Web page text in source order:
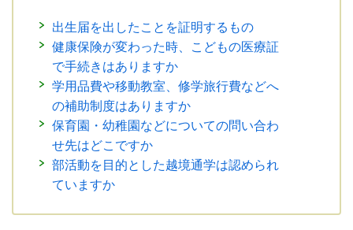
出生届を出したことを証明するもの
健康保険が変わった時、こどもの医療証
で手続きはありますか
学用品費や移動教室、修学旅行費などへ
の補助制度はありますか
保育園・幼稚園などについての問い合わ
せ先はどこですか
部活動を目的とした越境通学は認められ
ていますか